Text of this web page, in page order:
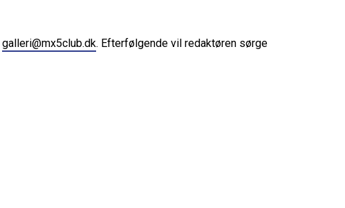
galleri@mx5club.dk. Efterfølgende vil redaktøren sørge